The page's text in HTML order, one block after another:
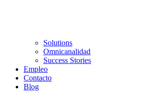
Solutions
Omnicanalidad
Success Stories
Empleo
Contacto
Blog